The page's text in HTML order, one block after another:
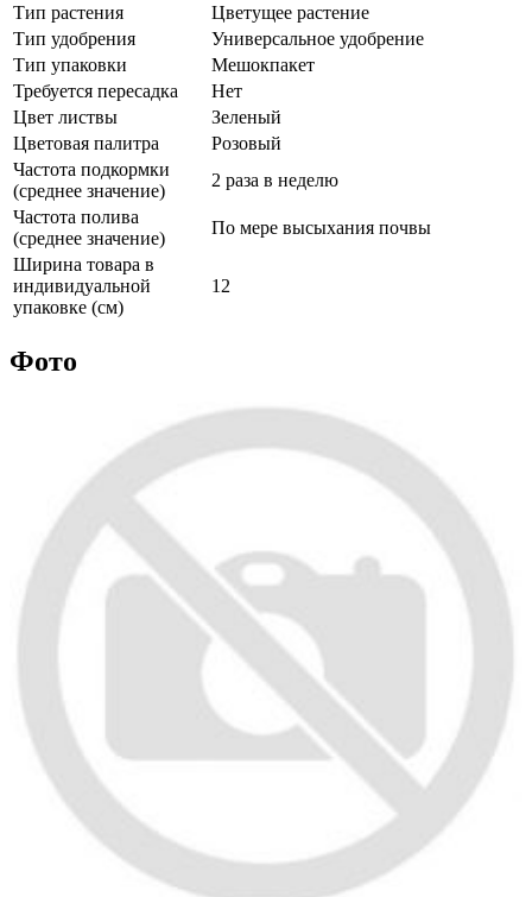
Тип растения
Цветущее растение
Тип удобрения
Универсальное удобрение
Тип упаковки
Мешокпакет
Требуется пересадка
Нет
Цвет листвы
Зеленый
Цветовая палитра
Розовый
Частота подкормки
(среднее значение)
2 раза в неделю
Частота полива
(среднее значение)
По мере высыхания почвы
Ширина товара в
индивидуальной
упаковке (см)
12
Фото